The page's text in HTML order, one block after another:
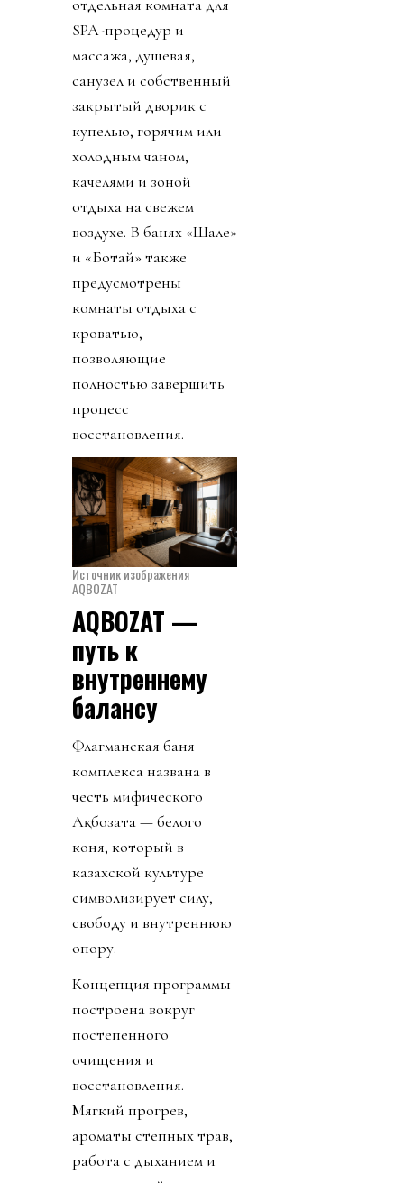
отдельная комната для
SPA-процедур и
массажа, душевая,
санузел и собственный
закрытый дворик с
купелью, горячим или
холодным чаном,
качелями и зоной
отдыха на свежем
воздухе. В банях «Шале»
и «Ботай» также
предусмотрены
комнаты отдыха с
кроватью,
позволяющие
полностью завершить
процесс
восстановления.
Источник изображения
AQBOZAT
AQBOZAT —
путь к
внутреннему
балансу
Флагманская баня
комплекса названа в
честь мифического
Ақбозата — белого
коня, который в
казахской культуре
символизирует силу,
свободу и внутреннюю
опору.
Концепция программы
построена вокруг
постепенного
очищения и
восстановления.
Мягкий прогрев,
ароматы степных трав,
работа с дыханием и